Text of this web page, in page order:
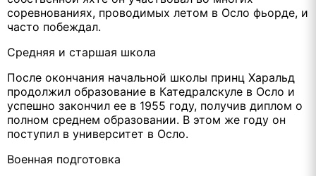
соревнованиях, проводимых летом в Осло фьорде, и
часто побеждал.
Средняя и старшая школа
После окончания начальной школы принц Харальд
продолжил образование в Катедралскуле в Осло и
успешно закончил ее в 1955 году, получив диплом о
полном среднем образовании. В этом же году он
поступил в университет в Осло.
Военная подготовка